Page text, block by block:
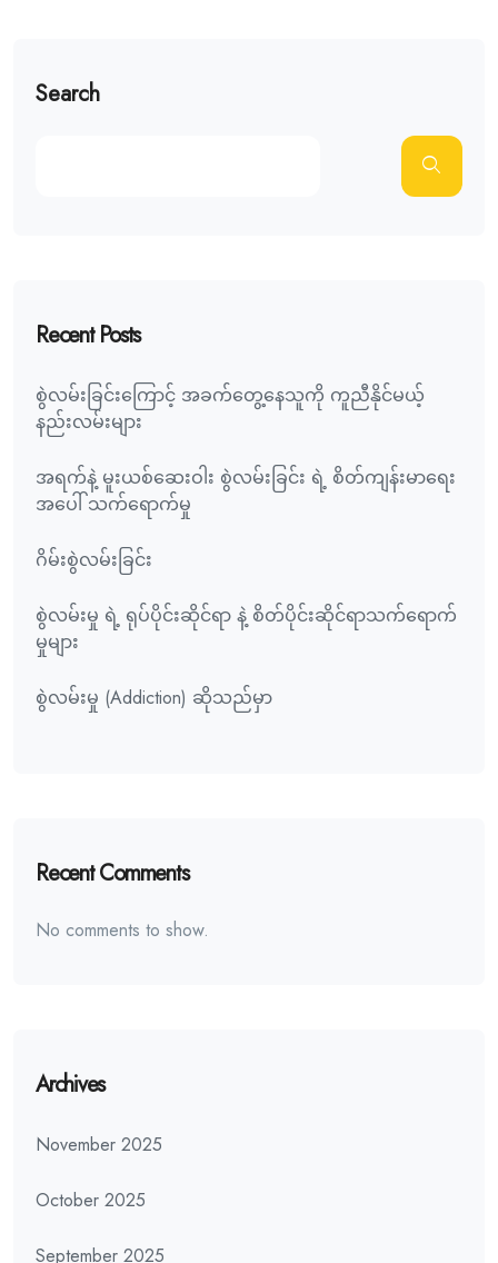
Search
Recent Posts
စွဲလမ်းခြင်းကြောင့် အခက်တွေ့နေသူကို ကူညီနိုင်မယ့်
နည်းလမ်းများ
အရက်နဲ့ မူးယစ်ဆေးဝါး စွဲလမ်းခြင်း ရဲ့ စိတ်ကျန်းမာရေး
အပေါ် သက်ရောက်မှု
ဂိမ်းစွဲလမ်းခြင်း
စွဲလမ်းမှု ရဲ့ ရုပ်ပိုင်းဆိုင်ရာ နဲ့ စိတ်ပိုင်းဆိုင်ရာသက်ရောက်
မှုများ
စွဲလမ်းမှု (Addiction) ဆိုသည်မှာ
Recent Comments
No comments to show.
Archives
November 2025
October 2025
September 2025